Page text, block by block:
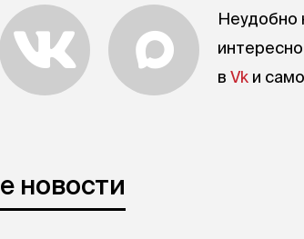
Неудобно
новости